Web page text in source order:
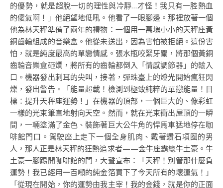
的優勢，就是超脫一切的理性與冷靜…才怪！我只有一腔熱血
的傻氣啊！」他絕望地低吼。他看了一眼腳邊。那裡放著一個
他為林天秤準備了兩年的禮物：一個用一萬塊小小的天秤座黃
銅齒輪組成的音樂盒。他從未送出，因為害怕被拒絕。這份害
怕，就是純度最高的單戀情感。張水瓶咬緊牙關，將那個黃銅
齒輪音樂盒砸爛，將所有的齒輪都倒入「情感調節器」的輸入
口。機器發出刺耳的尖叫，接著，彈珠臺上的燈光開始瘋狂閃
爍，發出警告。「能量超載！檢測到極致純粹的單戀能量！目
標：提升天秤座運勢！」在機器的頂部，一個巨大的、像彩虹
一樣的光束筆直地射向天空。然而，就在光束衝出屋頂的一瞬
間，一輛塗滿了金色、裝飾著巨大公牛角的悍馬車猛地停在咖
啡館門口。駕駛座上走下一個全身肌肉、戴著鑽石項圈的男
人，那人正是林天秤的狂熱追求者——金牛座霸總牛土豪。牛
土豪一腳踢開咖啡館的門，大聲宣布：「天秤！別管那什麼負
運勢！我已經用一百噸的純金箔買下了今天所有的壞運氣！」
「從現在開始，你的運勢由我主宰！我的金錢，就是你的正面